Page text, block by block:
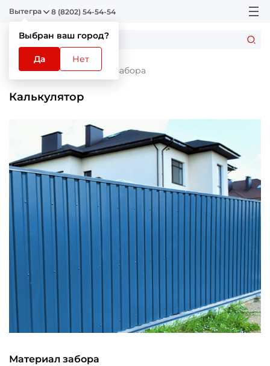
Вытегра
Выбран ваш город?
Да Нет
8 (8202) 54-54-54
Главная Калькулятор забора
Калькулятор
Материал забора